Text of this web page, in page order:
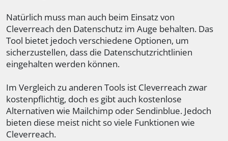
Natürlich muss man auch beim Einsatz von
Cleverreach den Datenschutz im Auge behalten. Das
Tool bietet jedoch verschiedene Optionen, um
sicherzustellen, dass die Datenschutzrichtlinien
eingehalten werden können.
Im Vergleich zu anderen Tools ist Cleverreach zwar
kostenpflichtig, doch es gibt auch kostenlose
Alternativen wie Mailchimp oder Sendinblue. Jedoch
bieten diese meist nicht so viele Funktionen wie
Cleverreach.